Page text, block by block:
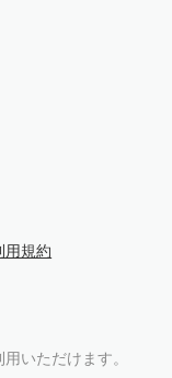
用規約
いただけます。